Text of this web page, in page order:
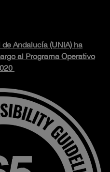
Andalucía (UNIA) ha
al Programa Operativo